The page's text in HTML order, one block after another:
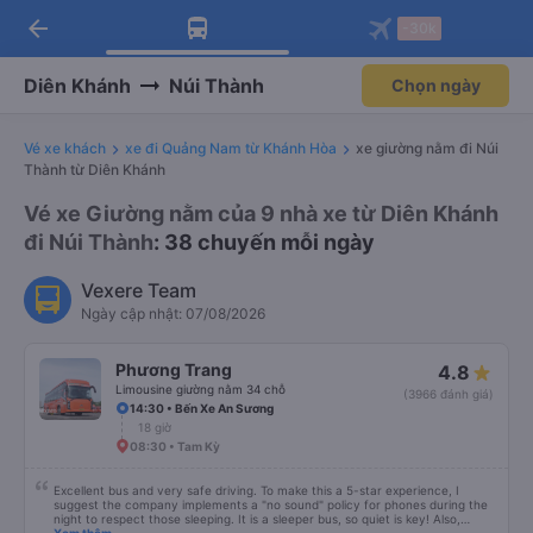
Tải app Vexere ngay!
Nhận ưu đãi thành viên độc
Mở app
Tải app Vexere
-30k/ghế khi đặt vé máy bay qua
Mở app
arrow_back
Diên Khánh Núi Thành Chọn ngày
Vé xe khách xe đi Quảng Nam từ Khánh Hòa
xe giường nằm đi Núi
Thành từ Diên Khánh
Vé xe Giường nằm của 9 nhà xe từ Diên Khánh
đi Núi Thành: 38 chuyến mỗi ngày
Vexere Team
Ngày cập nhật: 07/08/2026
Phương Trang
Limousine giường nằm 34 chỗ
4.8
(3966 đánh giá)
14:30 • Bến Xe An Sương
18 giờ
08:30 • Tam Kỳ
Excellent bus and very safe driving. To make this a 5-star experience, I
suggest the company implements a "no sound" policy for phones during the
night to respect those sleeping. It is a sleeper bus, so quiet is key! Also,